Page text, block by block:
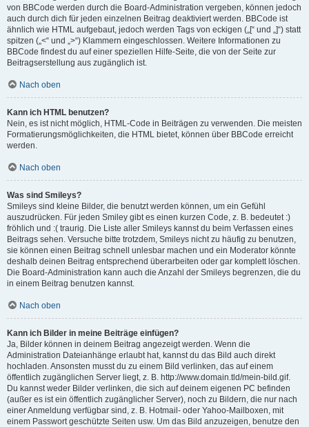
von BBCode werden durch die Board-Administration vergeben, können jedoch
auch durch dich für jeden einzelnen Beitrag deaktiviert werden. BBCode ist
ähnlich wie HTML aufgebaut, jedoch werden Tags von eckigen („[“ und „]“) statt
spitzen („<“ und „>“) Klammern eingeschlossen. Weitere Informationen zu
BBCode findest du auf einer speziellen Hilfe-Seite, die von der Seite zur
Beitragserstellung aus zugänglich ist.
Nach oben
Kann ich HTML benutzen?
Nein, es ist nicht möglich, HTML-Code in Beiträgen zu verwenden. Die meisten
Formatierungsmöglichkeiten, die HTML bietet, können über BBCode erreicht
werden.
Nach oben
Was sind Smileys?
Smileys sind kleine Bilder, die benutzt werden können, um ein Gefühl
auszudrücken. Für jeden Smiley gibt es einen kurzen Code, z. B. bedeutet :)
fröhlich und :( traurig. Die Liste aller Smileys kannst du beim Verfassen eines
Beitrags sehen. Versuche bitte trotzdem, Smileys nicht zu häufig zu benutzen,
sie können einen Beitrag schnell unlesbar machen und ein Moderator könnte
deshalb deinen Beitrag entsprechend überarbeiten oder gar komplett löschen.
Die Board-Administration kann auch die Anzahl der Smileys begrenzen, die du
in einem Beitrag benutzen kannst.
Nach oben
Kann ich Bilder in meine Beiträge einfügen?
Ja, Bilder können in deinem Beitrag angezeigt werden. Wenn die
Administration Dateianhänge erlaubt hat, kannst du das Bild auch direkt
hochladen. Ansonsten musst du zu einem Bild verlinken, das auf einem
öffentlich zugänglichen Server liegt, z. B. http://www.domain.tld/mein-bild.gif.
Du kannst weder Bilder verlinken, die sich auf deinem eigenen PC befinden
(außer es ist ein öffentlich zugänglicher Server), noch zu Bildern, die nur nach
einer Anmeldung verfügbar sind, z. B. Hotmail- oder Yahoo-Mailboxen, mit
einem Passwort geschützte Seiten usw. Um das Bild anzuzeigen, benutze den